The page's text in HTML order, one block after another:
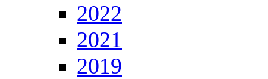
2022
2021
2019